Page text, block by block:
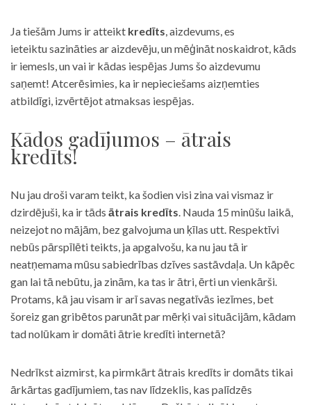
Ja tiešām Jums ir atteikt kredīts, aizdevums, es
ieteiktu sazināties ar aizdevēju, un mēģināt noskaidrot, kāds
ir iemesls, un vai ir kādas iespējas Jums šo aizdevumu
saņemt! Atcerēsimies, ka ir nepieciešams aizņemties
atbildīgi, izvērtējot atmaksas iespējas.
Kādos gadījumos – ātrais
kredīts!
Nu jau droši varam teikt, ka šodien visi zina vai vismaz ir
dzirdējuši, ka ir tāds ātrais kredīts. Nauda 15 minūšu laikā,
neizejot no mājām, bez galvojuma un ķīlas utt. Respektīvi
nebūs pārspīlēti teikts, ja apgalvošu, ka nu jau tā ir
neatņemama mūsu sabiedrības dzīves sastāvdaļa. Un kāpēc
gan lai tā nebūtu, ja zinām, ka tas ir ātri, ērti un vienkārši.
Protams, kā jau visam ir arī savas negatīvās iezīmes, bet
šoreiz gan gribētos parunāt par mērķi vai situācijām, kādam
tad nolūkam ir domāti ātrie kredīti internetā?
Nedrīkst aizmirst, ka pirmkārt ātrais kredīts ir domāts tikai
ārkārtas gadījumiem, tas nav līdzeklis, kas palīdzēs